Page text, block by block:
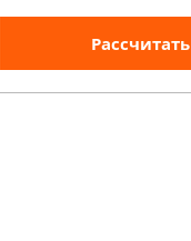
Рассчитать